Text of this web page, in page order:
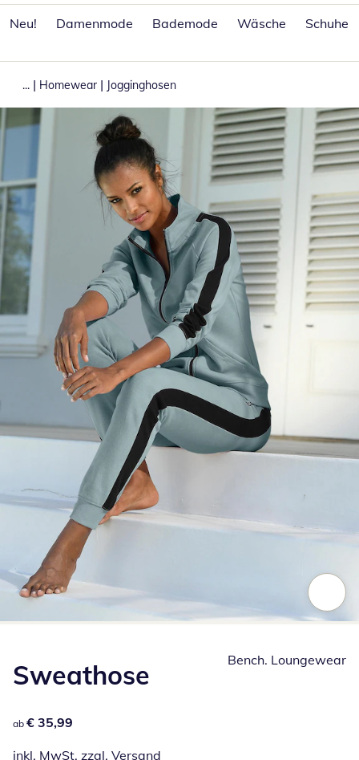
Neu!
Damenmode Bademode Wäsche Schuhe
... | Homewear | Jogginghosen
Sweathose
€ 35,99
ab € 35,99
inkl. MwSt. zzgl. Versand
Bench. Loungewear